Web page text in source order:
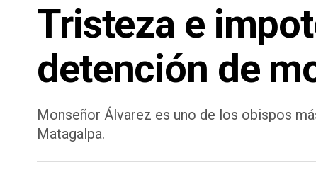
Tristeza e
detención de
Monseñor Álvarez es uno de los obispos
Matagalpa.